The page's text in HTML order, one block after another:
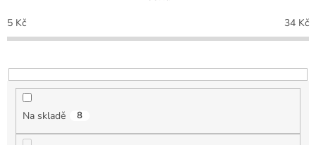
p
r
o
u
5 Kč 34 Kč
Na skladě 8